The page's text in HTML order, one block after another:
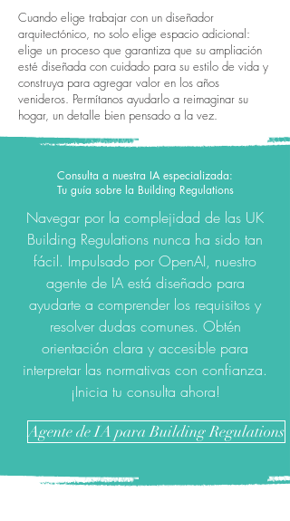
Cuando elige trabajar con un diseñador
arquitectónico, no solo elige espacio adicional:
elige un proceso que garantiza que su ampliación
esté diseñada con cuidado para su estilo de vida y
construya para agregar valor en los años
venideros. Permítanos ayudarlo a reimaginar su
hogar, un detalle bien pensado a la vez.
Consulta a nuestra IA especializada:
Tu guía sobre la Building Regulations
Navegar por la complejidad de las UK
Building Regulations nunca ha sido tan
fácil. Impulsado por OpenAI, nuestro
agente de IA está diseñado para
ayudarte a comprender los requisitos y
resolver dudas comunes. Obtén
orientación clara y accesible para
interpretar las normativas con confianza.
¡Inicia tu consulta ahora!
Agente de IA para Building Regulations